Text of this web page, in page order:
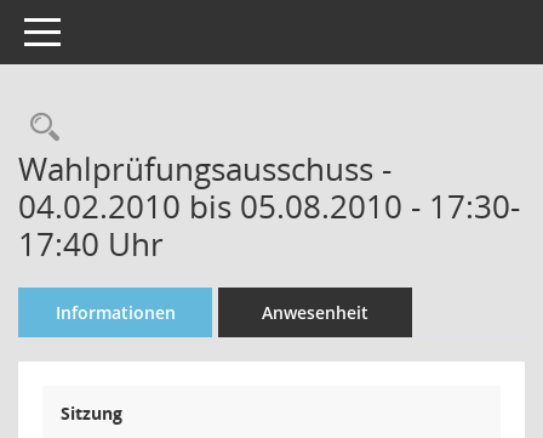
Toggle navigation
Rechercheauswahl
Wahlprüfungsausschuss -
04.02.2010 bis 05.08.2010 - 17:30-
17:40 Uhr
Informationen Anwesenheit
Sitzung